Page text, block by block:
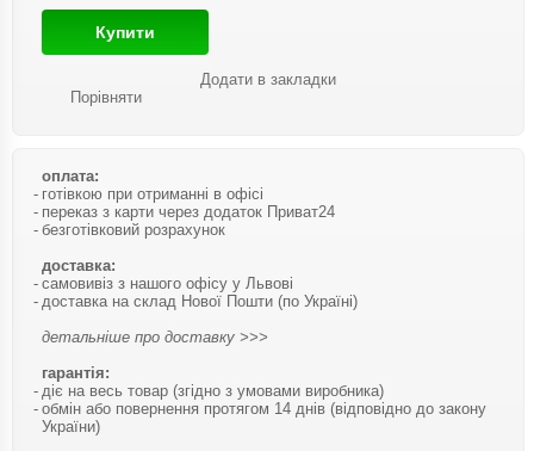
Купити
Порівняти
Додати в закладки
оплата:
готівкою при отриманні в офісі
переказ з карти через додаток Приват24
безготівковий розрахунок
доставка:
самовивіз з нашого офісу у Львові
доставка на склад Нової Пошти (по Україні)
детальніше про доставку >>>
гарантія:
діє на весь товар (згідно з умовами виробника)
обмін або повернення протягом 14 днів (відповідно до закону
України)